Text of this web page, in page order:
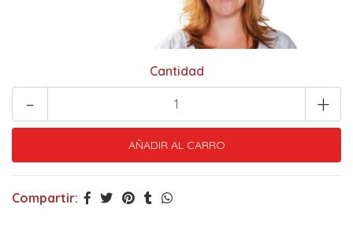
Cantidad
+
-
Compartir: